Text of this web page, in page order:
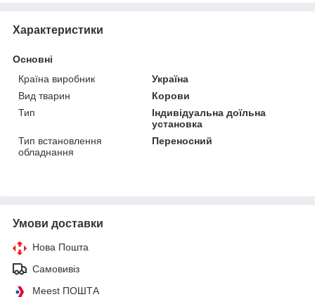
Характеристики
Основні
Країна виробник
Україна
Вид тварин
Корови
Тип
Індивідуальна доїльна
установка
Тип встановлення
обладнання
Переносний
Умови доставки
Нова Пошта
Самовивіз
Meest ПОШТА